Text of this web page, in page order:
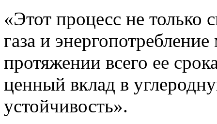
«Этот процесс не только
газа и
протяжении всего ее
ценный вклад в
устойчивость».